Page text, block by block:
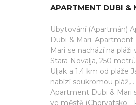
APARTMENT DUBI &
Ubytování (Apartmán)
Dubi & Mari. Apartment
Mari se nachází na pláži
Stara Novalja, 250
Uljak a 1,4 km od pláže
nabízí soukromou
Apartment Dubi & Mari
ve městě (Chorvatsko -